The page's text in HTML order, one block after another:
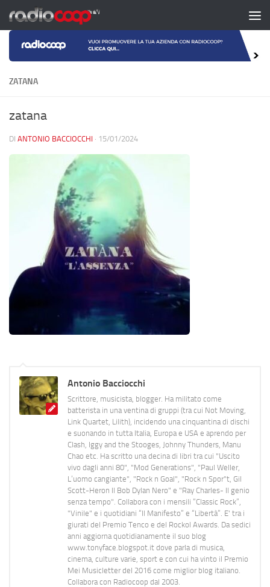
Salta al contenuto
ZATANA
zatana
DI ANTONIO BACCIOCCHI · 15/01/2024
Antonio Bacciocchi
Scrittore, musicista, blogger. Ha militato come
batterista in una ventina di gruppi (tra cui Not Moving,
Link Quartet, Lilith), incidendo una cinquantina di dischi
e suonando in tutta Italia, Europa e USA e aprendo per
Clash, Iggy and the Stooges, Johnny Thunders, Manu
Chao etc. Ha scritto una decina di libri tra cui "Uscito
vivo dagli anni 80", "Mod Generations", "Paul Weller,
L’uomo cangiante", "Rock n Goal", "Rock n Spor"t, Gil
Scott-Heron Il Bob Dylan Nero" e "Ray Charles- Il genio
senza tempo". Collabora con i mensili “Classic Rock”,
"Vinile" e i quotidiani “Il Manifesto” e “Libertà”. E' tra i
giurati del Premio Tenco e del Rockol Awards. Da sedici
anni aggiorna quotidianamente il suo blog
www.tonyface.blogspot.it dove parla di musica,
cinema, culture varie, sport e con cui ha vinto il Premio
Mei Musicletter del 2016 come miglior blog italiano.
Collabora con Radiocoop dal 2003.